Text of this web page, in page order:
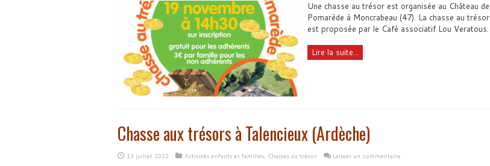
Une chasse au trésor est organisée au Château de
Pomarède à Moncrabeau (47). La chasse au trésor
est proposée par le Café associatif Lou Veratous.
Lire la suite...
Chasse aux trésors à Talencieux (Ardèche)
13 juillet 2022 Activités enfants et familles, Chasses au trésor Laisser un commentaire